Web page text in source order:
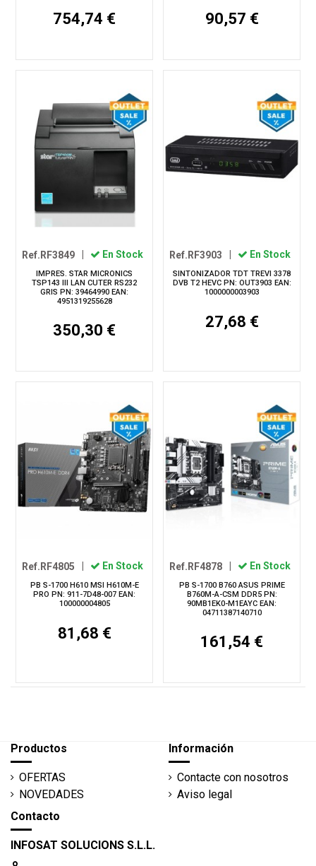
754,74 € 90,57 €
Ref.RF3849 En Stock
IMPRES. STAR MICRONICS
TSP143 III LAN CUTER RS232
GRIS PN: 39464990 EAN:
4951319255628
350,30 €
Ref.RF3903 En Stock
SINTONIZADOR TDT TREVI 3378
DVB T2 HEVC PN: OUT3903 EAN:
1000000003903
27,68 €
Ref.RF4805 En Stock
PB S-1700 H610 MSI H610M-E
PRO PN: 911-7D48-007 EAN:
100000004805
81,68 €
Ref.RF4878 En Stock
PB S-1700 B760 ASUS PRIME
B760M-A-CSM DDR5 PN:
90MB1EK0-M1EAYC EAN:
04711387140710
161,54 €
Productos
OFERTAS
NOVEDADES
Información
Contacte con nosotros
Aviso legal
Contacto
INFOSAT SOLUCIONS S.L.L.